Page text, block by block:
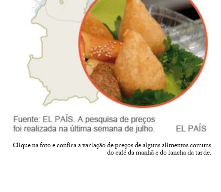
Clique na foto e confira a variação de preços de alguns alimentos comuns
do café da manhã e do lancha da tarde.